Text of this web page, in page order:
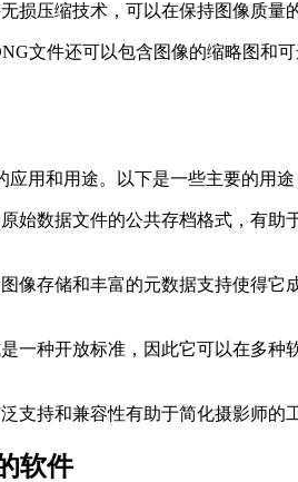
无损压缩技术，可以在保持图像质
文件还可以包含图像的缩略图和
用和用途。以下是一些主要的用途
原始数据文件的公共存档格式，有
图像存储和丰富的元数据支持使得
是一种开放标准，因此它可以在多
泛支持和兼容性有助于简化摄影师
软件